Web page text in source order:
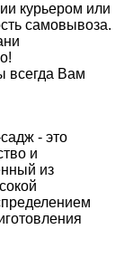
курьером или
самовывоза.
всегда Вам
- это
и
из